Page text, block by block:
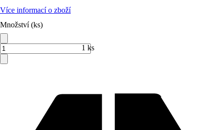
Více informací o zboží
Množství (ks)
1 ks